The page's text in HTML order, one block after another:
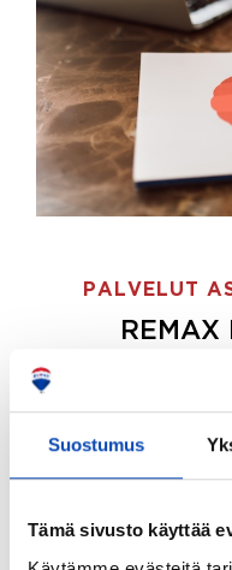
Suostumus
Tämä sivusto käyttää
PALVELUT
REMAX
ostajille.
Tee